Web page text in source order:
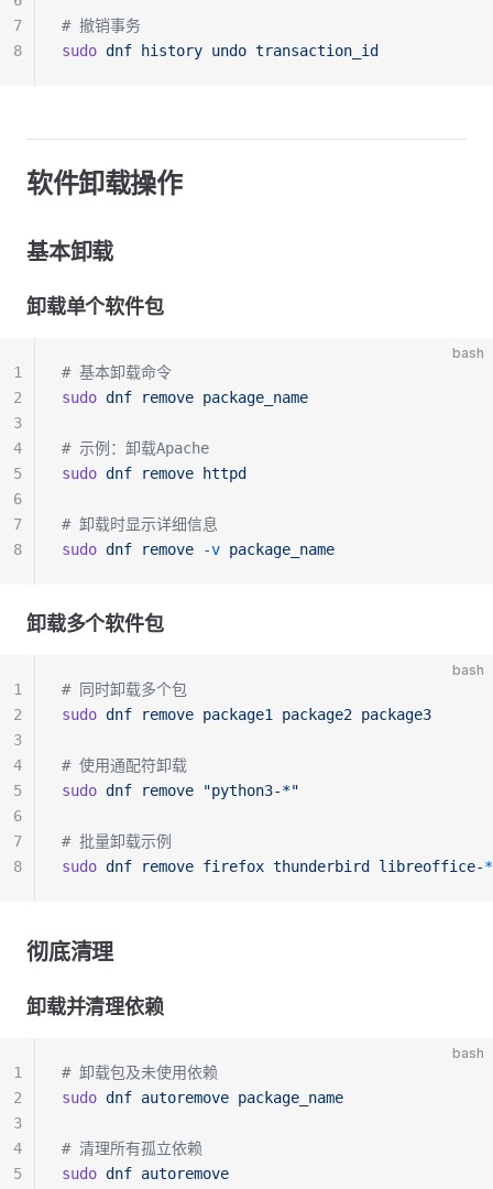
# 撤销事务
sudo dnf history undo transaction_id
7
8
软件卸载操作
基本卸载
卸载单个软件包
bash
# 基本卸载命令
sudo dnf remove package_name
# 示例：卸载Apache
sudo dnf remove httpd
# 卸载时显示详细信息
sudo dnf remove -v package_name
1
2
3
4
5
6
7
8
卸载多个软件包
bash
# 同时卸载多个包
sudo dnf remove package1 package2 package3
# 使用通配符卸载
sudo dnf remove "python3-*"
# 批量卸载示例
sudo dnf remove firefox thunderbird libreoffice-*
1
2
3
4
5
6
7
8
彻底清理
卸载并清理依赖
bash
# 卸载包及未使用依赖
sudo dnf autoremove package_name
# 清理所有孤立依赖
sudo dnf autoremove
1
2
3
4
5